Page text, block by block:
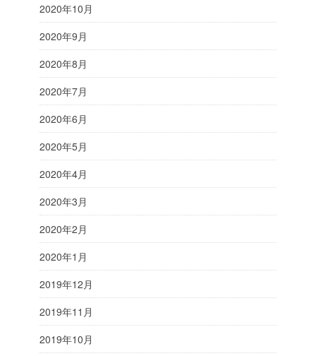
2020年10月
2020年9月
2020年8月
2020年7月
2020年6月
2020年5月
2020年4月
2020年3月
2020年2月
2020年1月
2019年12月
2019年11月
2019年10月